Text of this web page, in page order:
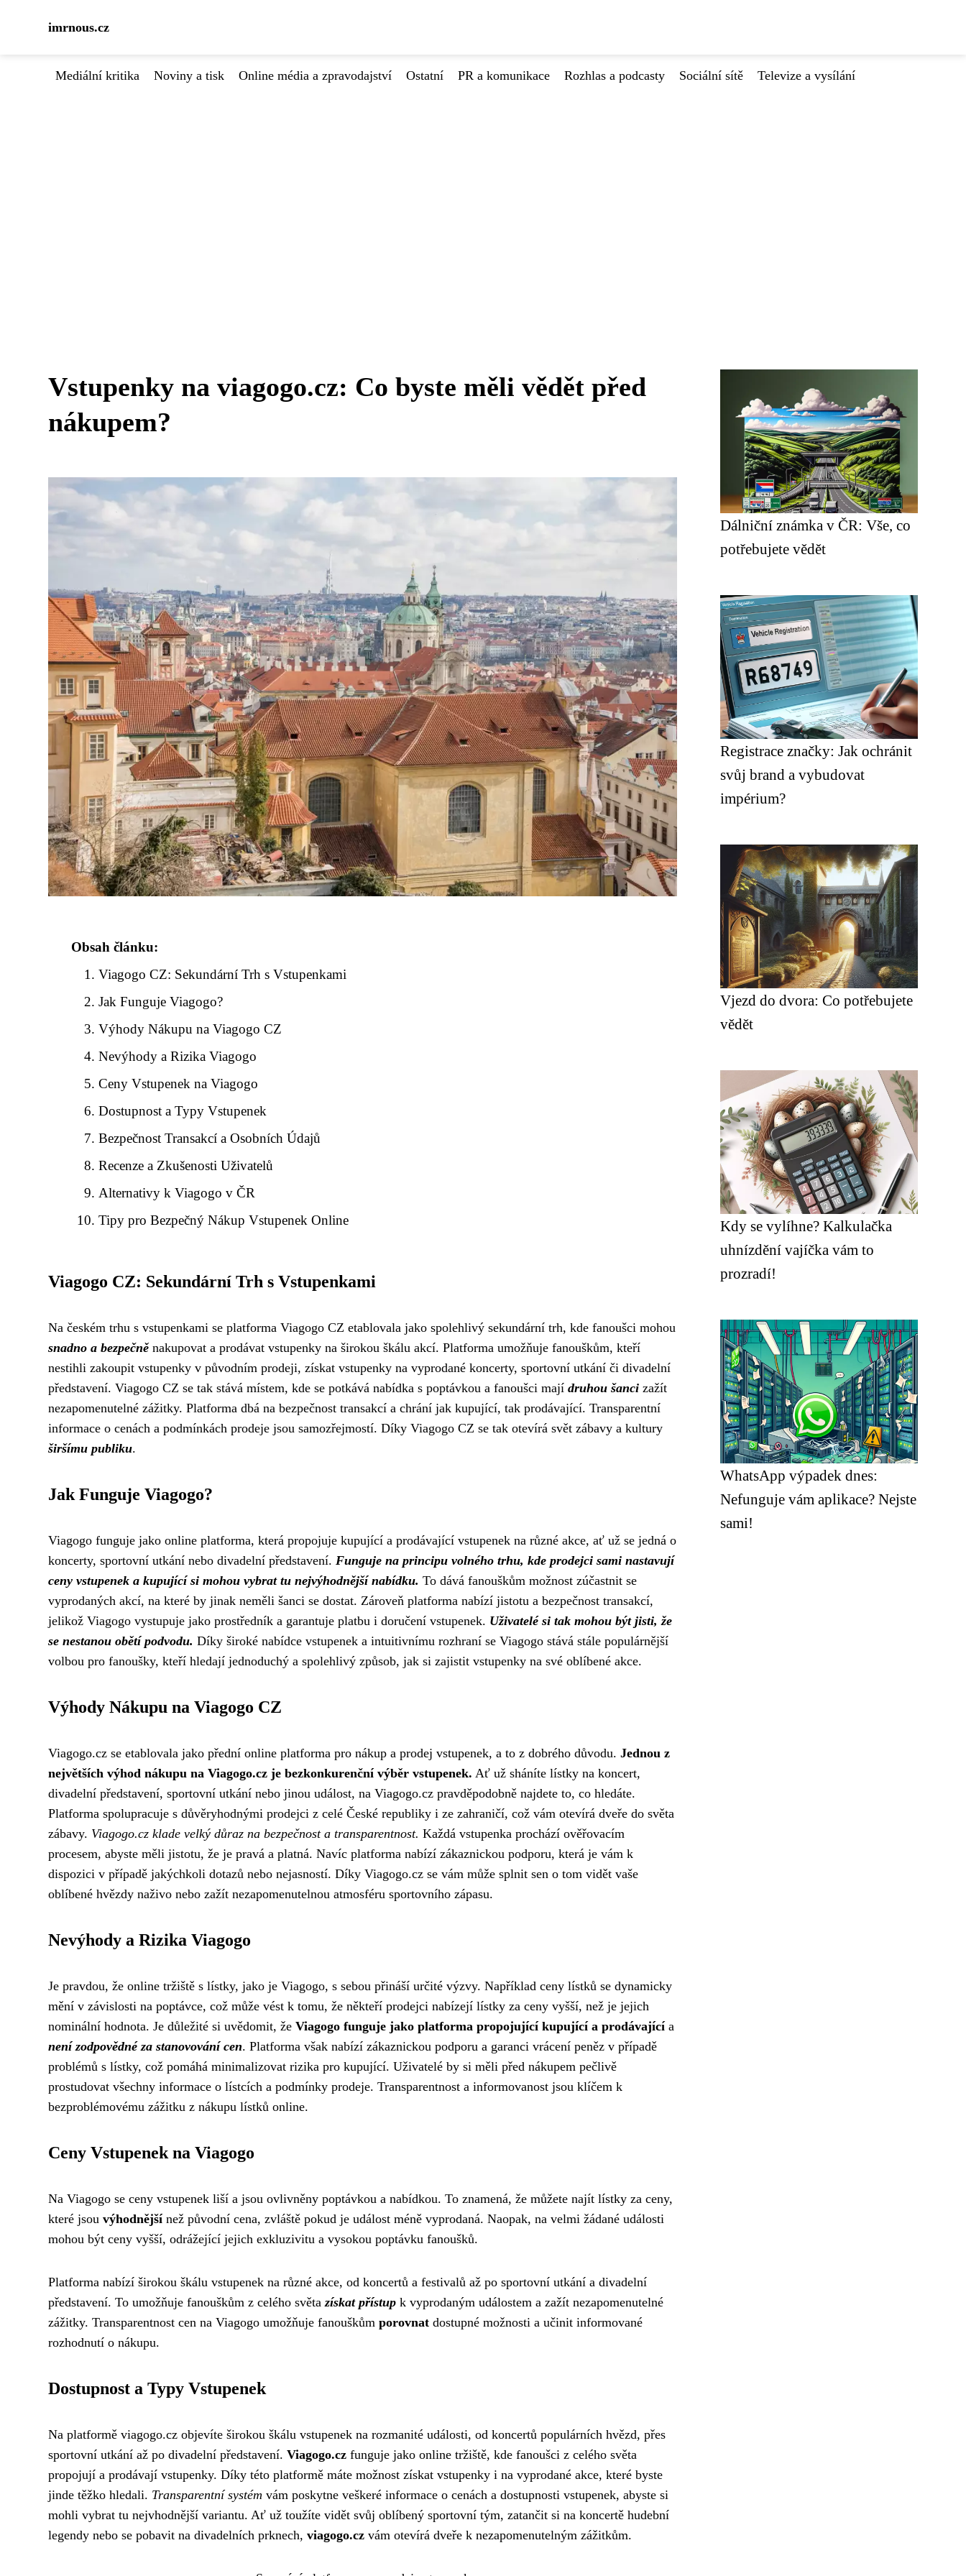
imrnous.cz
Mediální kritika Noviny a tisk Online média a zpravodajství Ostatní PR a komunikace Rozhlas a podcasty Sociální sítě Televize a vysílání
Vstupenky na viagogo.cz: Co byste měli vědět před
nákupem?
Obsah článku:
Viagogo CZ: Sekundární Trh s Vstupenkami
Jak Funguje Viagogo?
Výhody Nákupu na Viagogo CZ
Nevýhody a Rizika Viagogo
Ceny Vstupenek na Viagogo
Dostupnost a Typy Vstupenek
Bezpečnost Transakcí a Osobních Údajů
Recenze a Zkušenosti Uživatelů
Alternativy k Viagogo v ČR
Tipy pro Bezpečný Nákup Vstupenek Online
Viagogo CZ: Sekundární Trh s Vstupenkami
Na českém trhu s vstupenkami se platforma Viagogo CZ etablovala jako spolehlivý sekundární trh, kde fanoušci mohou
snadno a bezpečněnakupovat a prodávat vstupenky na širokou škálu akcí. Platforma umožňuje fanouškům, kteří
nestihli zakoupit vstupenky v původním prodeji, získat vstupenky na vyprodané koncerty, sportovní utkání či divadelní
představení. Viagogo CZ se tak stává místem, kde se potkává nabídka s poptávkou a fanoušci mají druhou šanci zažít
nezapomenutelné zážitky. Platforma dbá na bezpečnost transakcí a chrání jak kupující, tak prodávající. Transparentní
informace o cenách a podmínkách prodeje jsou samozřejmostí. Díky Viagogo CZ se tak otevírá svět zábavy a kultury
širšímu publiku.
Jak Funguje Viagogo?
Viagogo funguje jako online platforma, která propojuje kupující a prodávající vstupenek na různé akce, ať už se jedná o
koncerty, sportovní utkání nebo divadelní představení. Funguje na principu volného trhu, kde prodejci sami nastavují
ceny vstupenek a kupující si mohou vybrat tu nejvýhodnější nabídku. To dává fanouškům možnost zúčastnit se
vyprodaných akcí, na které by jinak neměli šanci se dostat. Zároveň platforma nabízí jistotu a bezpečnost transakcí,
jelikož Viagogo vystupuje jako prostředník a garantuje platbu i doručení vstupenek. Uživatelé si tak mohou být jisti, že
se nestanou obětí podvodu. Díky široké nabídce vstupenek a intuitivnímu rozhraní se Viagogo stává stále populárnější
volbou pro fanoušky, kteří hledají jednoduchý a spolehlivý způsob, jak si zajistit vstupenky na své oblíbené akce.
Výhody Nákupu na Viagogo CZ
Viagogo.cz se etablovala jako přední online platforma pro nákup a prodej vstupenek, a to z dobrého důvodu. Jednou z
největších výhod nákupu na Viagogo.cz je bezkonkurenční výběr vstupenek. Ať už sháníte lístky na koncert,
divadelní představení, sportovní utkání nebo jinou událost, na Viagogo.cz pravděpodobně najdete to, co hledáte.
Platforma spolupracuje s důvěryhodnými prodejci z celé České republiky i ze zahraničí, což vám otevírá dveře do světa
zábavy. Viagogo.cz klade velký důraz na bezpečnost a transparentnost. Každá vstupenka prochází ověřovacím
procesem, abyste měli jistotu, že je pravá a platná. Navíc platforma nabízí zákaznickou podporu, která je vám k
dispozici v případě jakýchkoli dotazů nebo nejasností. Díky Viagogo.cz se vám může splnit sen o tom vidět vaše
oblíbené hvězdy naživo nebo zažít nezapomenutelnou atmosféru sportovního zápasu.
Nevýhody a Rizika Viagogo
Je pravdou, že online tržiště s lístky, jako je Viagogo, s sebou přináší určité výzvy. Například ceny lístků se dynamicky
mění v závislosti na poptávce, což může vést k tomu, že někteří prodejci nabízejí lístky za ceny vyšší, než je jejich
nominální hodnota. Je důležité si uvědomit, že Viagogo funguje jako platforma propojující kupující a prodávajícía
není zodpovědné za stanovování cen. Platforma však nabízí zákaznickou podporu a garanci vrácení peněz v případě
problémů s lístky, což pomáhá minimalizovat rizika pro kupující. Uživatelé by si měli před nákupem pečlivě
prostudovat všechny informace o lístcích a podmínky prodeje. Transparentnost a informovanost jsou klíčem k
bezproblémovému zážitku z nákupu lístků online.
Ceny Vstupenek na Viagogo
Na Viagogo se ceny vstupenek liší a jsou ovlivněny poptávkou a nabídkou. To znamená, že můžete najít lístky za ceny,
které jsou výhodnějšínež původní cena, zvláště pokud je událost méně vyprodaná. Naopak, na velmi žádané události
mohou být ceny vyšší, odrážející jejich exkluzivitu a vysokou poptávku fanoušků.
Platforma nabízí širokou škálu vstupenek na různé akce, od koncertů a festivalů až po sportovní utkání a divadelní
představení. To umožňuje fanouškům z celého světa získat přístup k vyprodaným událostem a zažít nezapomenutelné
zážitky. Transparentnost cen na Viagogo umožňuje fanouškům porovnat dostupné možnosti a učinit informované
rozhodnutí o nákupu.
Dostupnost a Typy Vstupenek
Na platformě viagogo.cz objevíte širokou škálu vstupenek na rozmanité události, od koncertů populárních hvězd, přes
sportovní utkání až po divadelní představení. Viagogo.cz funguje jako online tržiště, kde fanoušci z celého světa
propojují a prodávají vstupenky. Díky této platformě máte možnost získat vstupenky i na vyprodané akce, které byste
jinde těžko hledali. Transparentní systém vám poskytne veškeré informace o cenách a dostupnosti vstupenek, abyste si
mohli vybrat tu nejvhodnější variantu. Ať už toužíte vidět svůj oblíbený sportovní tým, zatančit si na koncertě hudební
legendy nebo se pobavit na divadelních prknech, viagogo.cz vám otevírá dveře k nezapomenutelným zážitkům.
Dálniční známka v ČR: Vše, co
potřebujete vědět
Registrace značky: Jak ochránit
svůj brand a vybudovat
impérium?
Vjezd do dvora: Co potřebujete
vědět
Kdy se vylíhne? Kalkulačka
uhnízdění vajíčka vám to
prozradí!
WhatsApp výpadek dnes:
Nefunguje vám aplikace? Nejste
sami!